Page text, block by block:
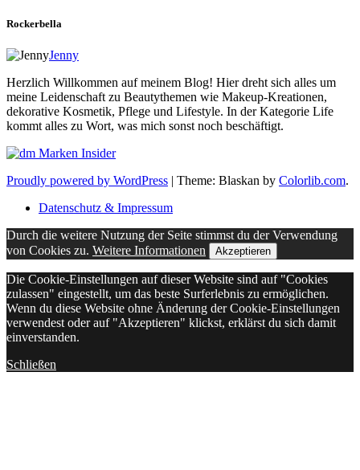
Rockerbella
Jenny
Herzlich Willkommen auf meinem Blog! Hier dreht sich alles um
meine Leidenschaft zu Beautythemen wie Makeup-Kreationen,
dekorative Kosmetik, Pflege und Lifestyle. In der Kategorie Life
kommt alles zu Wort, was mich sonst noch beschäftigt.
Proudly powered by WordPress | Theme: Blaskan by Colorlib.com.
Datenschutz & Impressum
Durch die weitere Nutzung der Seite stimmst du der Verwendung
von Cookies zu. Weitere Informationen Akzeptieren
Die Cookie-Einstellungen auf dieser Website sind auf "Cookies
zulassen" eingestellt, um das beste Surferlebnis zu ermöglichen.
Wenn du diese Website ohne Änderung der Cookie-Einstellungen
verwendest oder auf "Akzeptieren" klickst, erklärst du sich damit
einverstanden.
Schließen